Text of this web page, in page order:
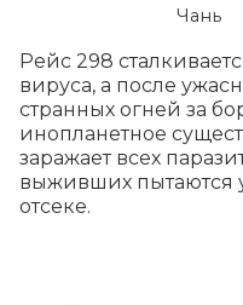
Чань
Рейс 298
вируса, а после
странных огней за
инопланетное
заражает всех
выживших пытаются
отсеке.